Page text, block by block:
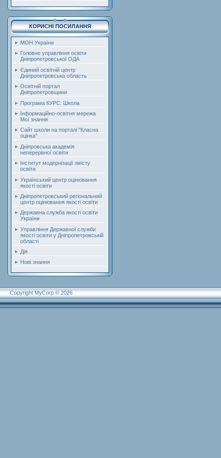
КОРИСНІ ПОСИЛАННЯ
МОН України
Головне управління освіти
Дніпропетровської ОДА
Єдиний освітній центр
Дніпропетровська область
Освітній портал
Дніпропетровщини
Програма КУРС: Школа
Інформаційно-освітня мережа
Мої знання
Сайт школи на порталі "Класна
оцінка"
Дніпровська академія
неперервної освіти
Інститут модернізації змісту
освіти
Український центр оцінювання
якості освіти
Дніпропетровський регіональний
центр оцінювання якості освіти
Державна служба якості освіти
України
Управління Державної служби
якості освіти у Дніпропетровській
області
Дія
Нові знання
Copyright MyCorp © 2026